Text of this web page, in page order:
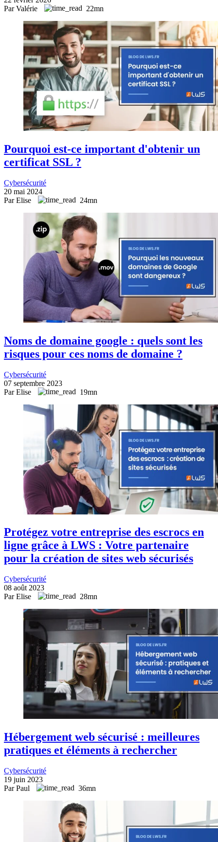
Par Valérie
22mn
Pourquoi est-ce important d'obtenir un
certificat SSL ?
Cybersécurité
20 mai 2024
Par Elise
24mn
Noms de domaine google : quels sont les
risques pour ces noms de domaine ?
Cybersécurité
07 septembre 2023
Par Elise
19mn
Protégez votre entreprise des escrocs en
ligne grâce à LWS : Votre partenaire
pour la création de sites web sécurisés
Cybersécurité
08 août 2023
Par Elise
28mn
Hébergement web sécurisé : meilleures
pratiques et éléments à rechercher
Cybersécurité
19 juin 2023
Par Paul
36mn